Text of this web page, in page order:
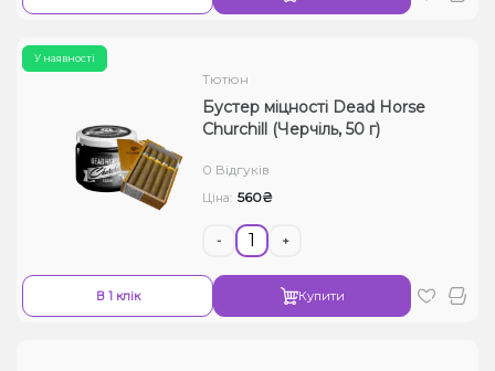
У наявності
Тютюн
Бустер міцності Dead Horse
Churchill (Черчіль, 50 г)
0 Відгуків
Ціна: 560₴
- +
В 1 клік Купити